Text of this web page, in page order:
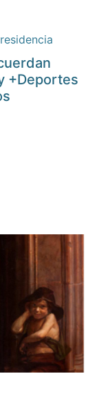
+Deportes